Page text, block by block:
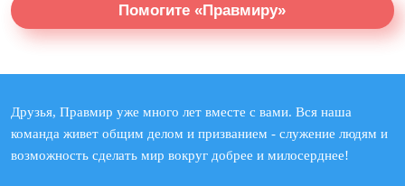
Помогите «Правмиру»
Друзья, Правмир уже много лет вместе с вами. Вся наша
команда живет общим делом и призванием - служение людям и
возможность сделать мир вокруг добрее и милосерднее!